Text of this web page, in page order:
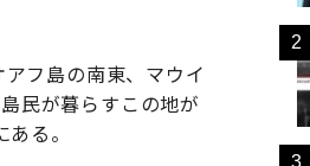
フ島の南東、マウイ
民が暮らすこの地が
る。